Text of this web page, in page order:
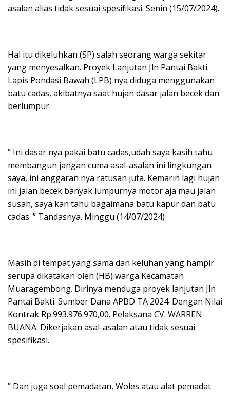
asalan alias tidak sesuai spesifikasi. Senin (15/07/2024).
Hal itu dikeluhkan (SP) salah seorang warga sekitar
yang menyesalkan. Proyek Lanjutan Jln Pantai Bakti.
Lapis Pondasi Bawah (LPB) nya diduga menggunakan
batu cadas, akibatnya saat hujan dasar jalan becek dan
berlumpur.
” Ini dasar nya pakai batu cadas,udah saya kasih tahu
membangun jangan cuma asal-asalan ini lingkungan
saya, ini anggaran nya ratusan juta. Kemarin lagi hujan
ini jalan becek banyak lumpurnya motor aja mau jalan
susah, saya kan tahu bagaimana batu kapur dan batu
cadas. ” Tandasnya. Minggu (14/07/2024)
Masih di tempat yang sama dan keluhan yang hampir
serupa dikatakan oleh (HB) warga Kecamatan
Muaragembong. Dirinya menduga proyek lanjutan Jln
Pantai Bakti. Sumber Dana APBD TA 2024. Dengan Nilai
Kontrak Rp.993.976.970,00. Pelaksana CV. WARREN
BUANA. Dikerjakan asal-asalan atau tidak sesuai
spesifikasi.
” Dan juga soal pemadatan, Woles atau alat pemadat